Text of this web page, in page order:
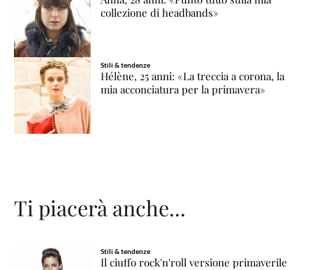
collezione di headbands»
Stili & tendenze
Hélène, 25 anni: «La treccia a corona, la
mia acconciatura per la primavera»
Ti piacerà anche...
Stili & tendenze
Il ciuffo rock'n'roll versione primaverile